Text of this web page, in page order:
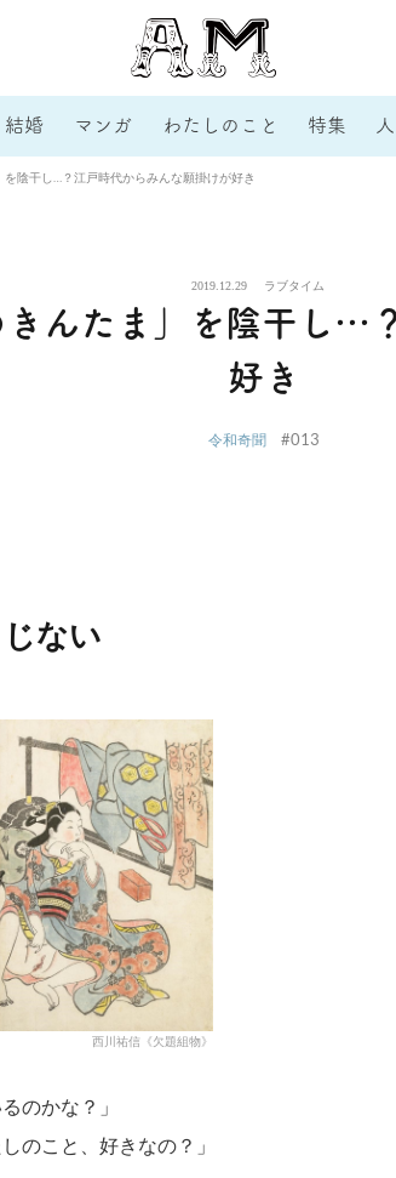
結婚 マンガ わたしのこと 特集
陰干し…？江戸時代からみんな願掛けが好き
2019.12.29 ラブタイム
きんたま」を陰干し…
好き
令和奇聞 #013
ない
西川祐信《欠題組物》
のかな？」
のこと、好きなの？」